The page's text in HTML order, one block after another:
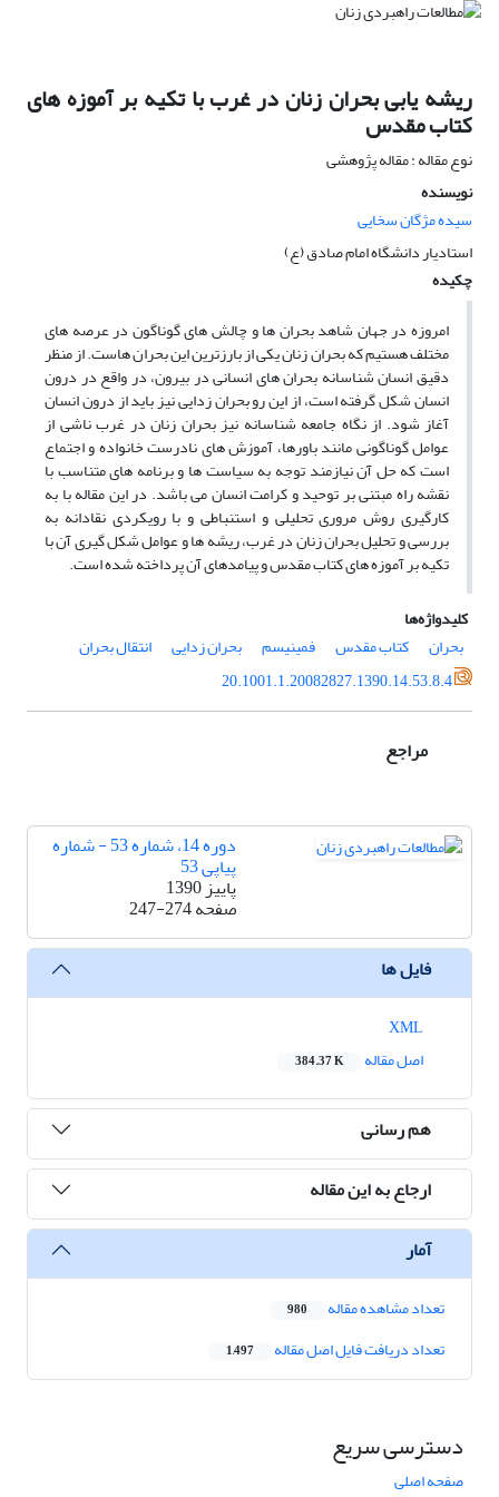
ریشه یابی بحران زنان در غرب با تکیه بر آموزه های
کتاب مقدس
نوع مقاله : مقاله پژوهشی
نویسنده
سیده مژگان سخایی
استادیار دانشگاه امام صادق (ع)
چکیده
امروزه در جهان شاهد بحران ها و چالش های گوناگون در عرصه های
مختلف هستیم که بحران زنان یکی از بارزترین این بحران هاست. از منظر
دقیق انسان شناسانه بحران های انسانی در بیرون، در واقع در درون
انسان شکل گرفته است، از این رو بحران زدایی نیز باید از درون انسان
آغاز شود. از نگاه جامعه شناسانه نیز بحران زنان در غرب ناشی از
عوامل گوناگونی مانند باورها، آموزش های نادرست خانواده و اجتماع
است که حل آن نیازمند توجه به سیاست ها و برنامه های متناسب با
نقشه راه مبتنی بر توحید و کرامت انسان می باشد. در این مقاله با به
کارگیری روش مروری تحلیلی و استنباطی و با رویکردی نقادانه به
بررسی و تحلیل بحران زنان در غرب، ریشه ها و عوامل شکل گیری آن با
تکیه بر آموزه های کتاب مقدس و پیامدهای آن پرداخته شده است.
کلیدواژه‌ها
بحران
کتاب مقدس فمینیسم بحران زدایی
انتقال بحران
20.1001.1.20082827.1390.14.53.8.4
مراجع
دوره 14، شماره 53 - شماره
پیاپی 53
پاییز 1390
صفحه247-274
فایل ها
اصل مقاله
384.37 K
هم رسانی
ارجاع به این مقاله
آمار
تعداد مشاهده مقاله 980
تعداد دریافت فایل اصل مقاله 1,497
دسترسی سریع
صفحه اصلی